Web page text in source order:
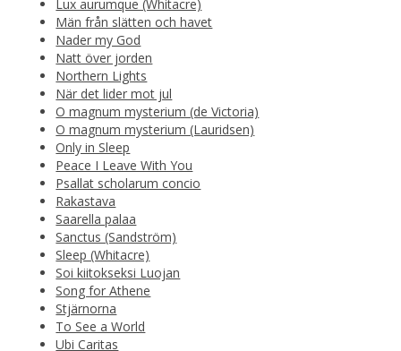
Lux aurumque (Whitacre)
Män från slätten och havet
Nader my God
Natt över jorden
Northern Lights
När det lider mot jul
O magnum mysterium (de Victoria)
O magnum mysterium (Lauridsen)
Only in Sleep
Peace I Leave With You
Psallat scholarum concio
Rakastava
Saarella palaa
Sanctus (Sandström)
Sleep (Whitacre)
Soi kiitokseksi Luojan
Song for Athene
Stjärnorna
To See a World
Ubi Caritas